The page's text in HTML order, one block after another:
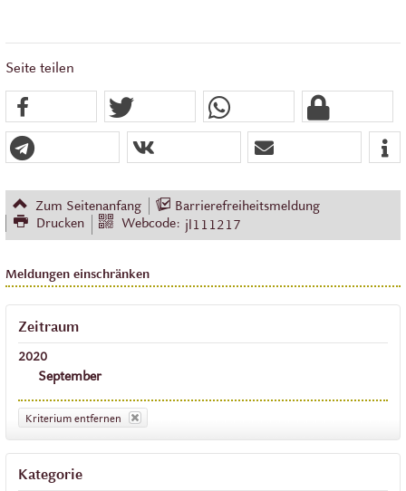
Seite teilen
Zum Seitenanfang
Barrierefreiheitsmeldung
Drucken
Webcode: jl111217
Meldungen einschränken
Zeitraum
2020
September
Kriterium entfernen
Kategorie